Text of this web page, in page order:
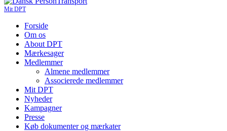
Mit DPT
Forside
Om os
About DPT
Mærkesager
Medlemmer
Almene medlemmer
Associerede medlemmer
Mit DPT
Nyheder
Kampagner
Presse
Køb dokumenter og mærkater